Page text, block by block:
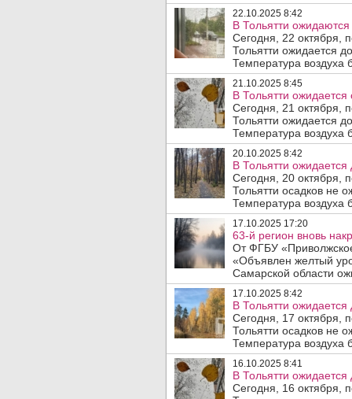
22.10.2025 8:42
В Тольятти
Сегодня, 22 октября,
Тольятти ожидается
Температура воздуха
21.10.2025 8:45
В Тольятти
Сегодня, 21 октября,
Тольятти ожидается
Температура воздуха
20.10.2025 8:42
В Тольятти ожидается
Сегодня, 20 октября,
Тольятти осадков не
Температура воздуха
17.10.2025 17:20
63-й регион вновь
От ФГБУ
«Объявлен желтый
Самарской области
17.10.2025 8:42
В Тольятти ожидается
Сегодня, 17 октября,
Тольятти осадков не
Температура воздуха
16.10.2025 8:41
В Тольятти ожидается
Сегодня, 16 октября,